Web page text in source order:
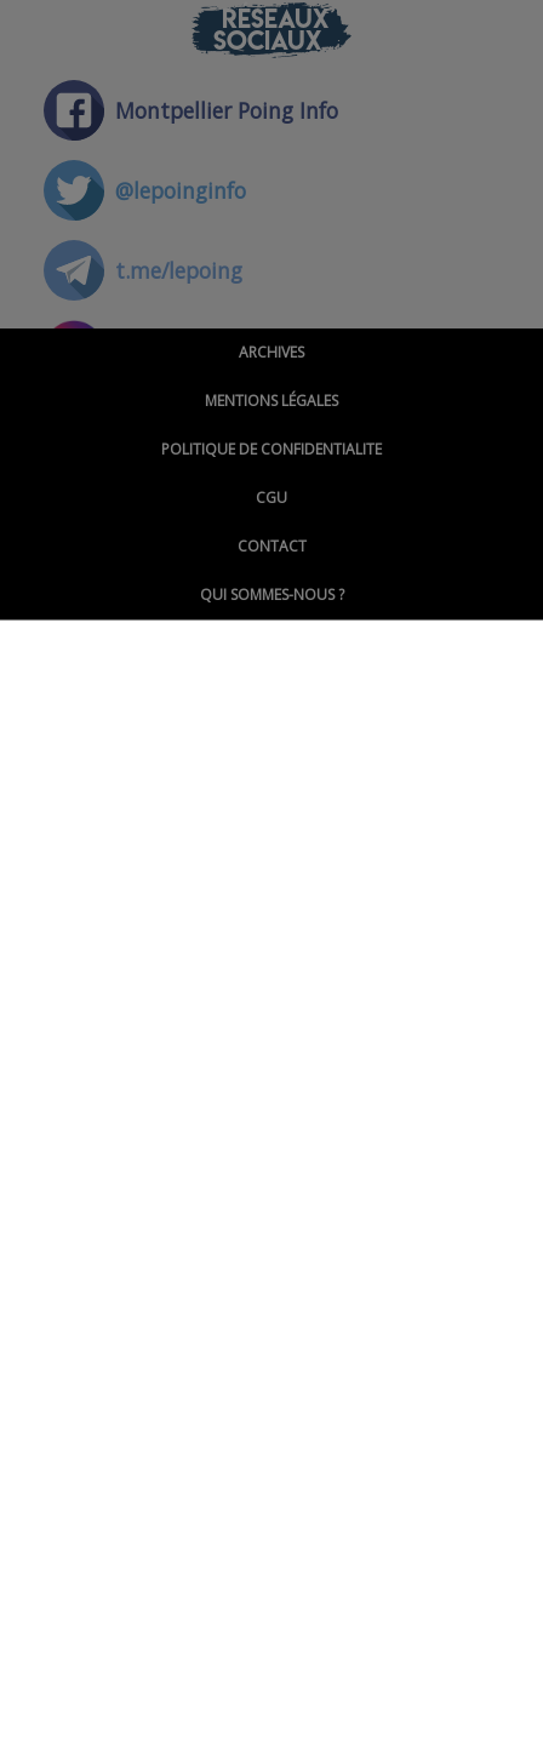
RÉSEAUX
SOCIAUX
Montpellier Poing Info
@lepoinginfo
t.me/lepoing
@montpellierpoinginfo
@LePoingMontpellier
ARCHIVES
MENTIONS LÉGALES
POLITIQUE DE CONFIDENTIALITE
CGU
CONTACT
QUI SOMMES-NOUS ?